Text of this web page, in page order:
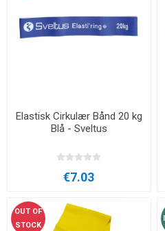
Elastisk Cirkulær Bånd 20 kg
Blå - Sveltus
€7.03
OUT OF
STOCK